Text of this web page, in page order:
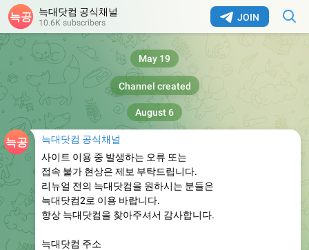
JOIN
늑대닷컴 공식채널
10.6K subscribers
Channel created
May 19
늑대닷컴 공식채널
사이트 이용 중 발생하는 오류 또는
접속 불가 현상은 제보 부탁드립니다.
리뉴얼 전의 늑대닷컴을 원하시는 분들은
늑대닷컴2로 이용 바랍니다.
항상 늑대닷컴을 찾아주셔서 감사합니다.
늑대닷컴 주소
August 6